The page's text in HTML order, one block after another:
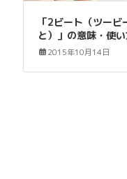
「2ビート（ツー
と）」の意味・使
2015年10月14日